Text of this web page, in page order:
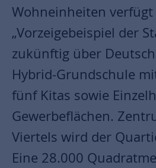
Wohneinheiten verfügt
„Vorzeigebeispiel der
zukünftig über
Hybrid-Grundschule
fünf Kitas sowie
Gewerbeflächen.
Viertels wird der
Eine 28.000